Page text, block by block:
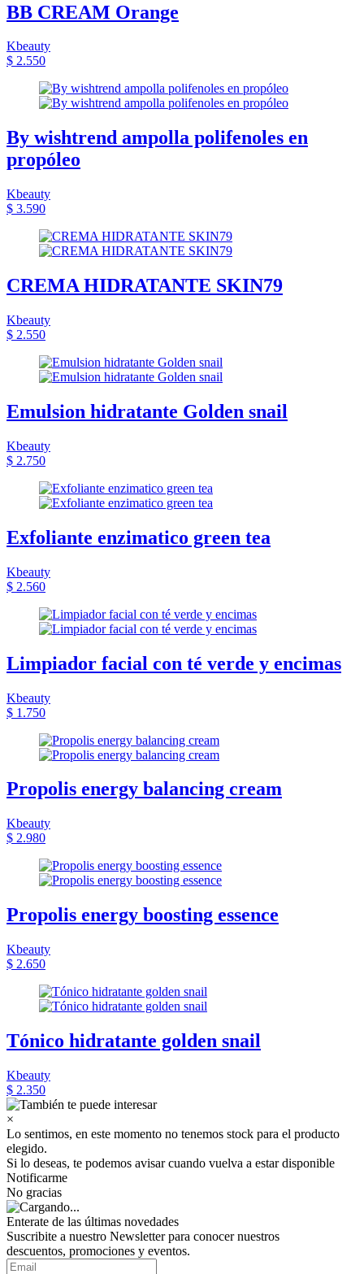
BB CREAM Orange
Kbeauty
$ 2.550
By wishtrend ampolla polifenoles en
propóleo
Kbeauty
$ 3.590
CREMA HIDRATANTE SKIN79
Kbeauty
$ 2.550
Emulsion hidratante Golden snail
Kbeauty
$ 2.750
Exfoliante enzimatico green tea
Kbeauty
$ 2.560
Limpiador facial con té verde y encimas
Kbeauty
$ 1.750
Propolis energy balancing cream
Kbeauty
$ 2.980
Propolis energy boosting essence
Kbeauty
$ 2.650
Tónico hidratante golden snail
Kbeauty
$ 2.350
×
Lo sentimos, en este momento no tenemos stock para el producto
elegido.
Si lo deseas, te podemos avisar cuando vuelva a estar disponible
Notificarme
No gracias
Enterate de las últimas novedades
Suscribite a nuestro Newsletter para conocer nuestros
descuentos, promociones y eventos.